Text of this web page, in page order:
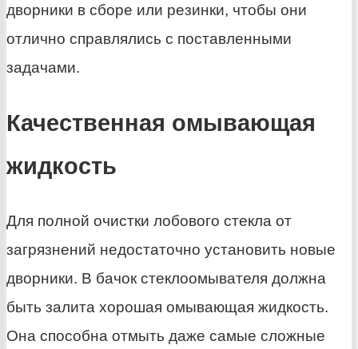
дворники в сборе или резинки, чтобы они
отлично справлялись с поставленными
задачами.
Качественная омывающая
жидкость
Для полной очистки лобового стекла от
загрязнений недостаточно установить новые
дворники. В бачок стеклоомывателя должна
быть залита хорошая омывающая жидкость.
Она способна отмыть даже самые сложные